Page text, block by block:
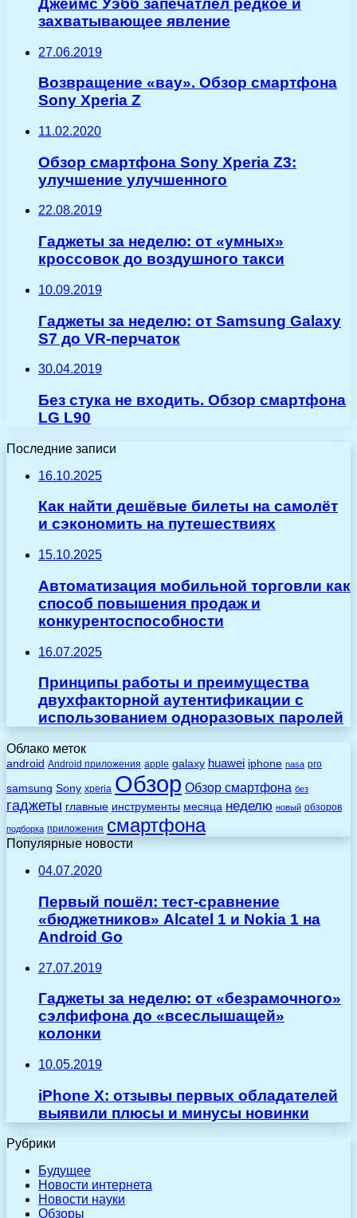
Джеймс Уэбб запечатлел редкое и
захватывающее явление
27.06.2019
Возвращение «вау». Обзор смартфона
Sony Xperia Z
11.02.2020
Обзор смартфона Sony Xperia Z3:
улучшение улучшенного
22.08.2019
Гаджеты за неделю: от «умных»
кроссовок до воздушного такси
10.09.2019
Гаджеты за неделю: от Samsung Galaxy
S7 до VR-перчаток
30.04.2019
Без стука не входить. Обзор смартфона
LG L90
Последние записи
16.10.2025
Как найти дешёвые билеты на самолёт
и сэкономить на путешествиях
15.10.2025
Автоматизация мобильной торговли как
способ повышения продаж и
конкурентоспособности
16.07.2025
Принципы работы и преимущества
двухфакторной аутентификации с
использованием одноразовых паролей
Облако меток
android Android приложения apple galaxy huawei iphone nasa pro
samsung Sony xperia Обзор Обзор смартфона без
гаджеты главные инструменты месяца неделю новый обзоров
подборка приложения смартфона
Популярные новости
04.07.2020
Первый пошёл: тест-сравнение
«бюджетников» Alcatel 1 и Nokia 1 на
Android Go
27.07.2019
Гаджеты за неделю: от «безрамочного»
сэлфифона до «всеслышащей»
колонки
10.05.2019
iPhone X: отзывы первых обладателей
выявили плюсы и минусы новинки
Рубрики
Будущее
Новости интернета
Новости науки
Обзоры